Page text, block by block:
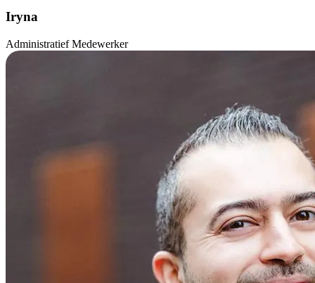
Iryna
Administratief Medewerker